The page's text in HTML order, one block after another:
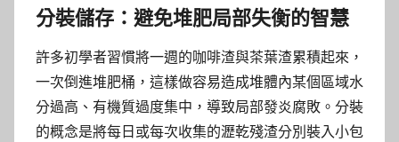
分裝儲存：避免堆肥局部失衡的智慧
許多初學者習慣將一週的咖啡渣與茶葉渣累積起來，
一次倒進堆肥桶，這樣做容易造成堆體內某個區域水
分過高、有機質過度集中，導致局部發炎腐敗。分裝
的概念是將每日或每次收集的瀝乾殘渣分別裝入小包